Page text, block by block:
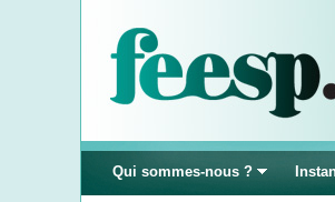
Qui sommes-nous ?